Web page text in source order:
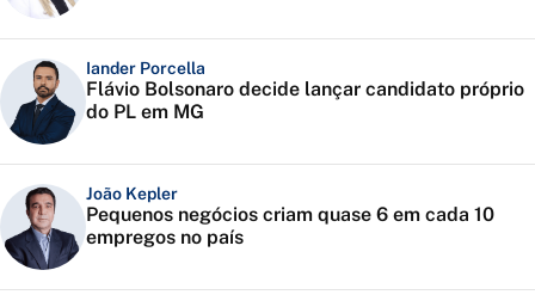
Iander Porcella
Flávio Bolsonaro decide lançar candidato próprio
do PL em MG
João Kepler
Pequenos negócios criam quase 6 em cada 10
empregos no país